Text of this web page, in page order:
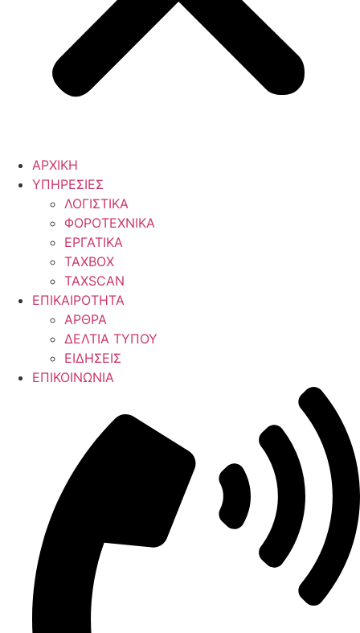
ΑΡΧΙΚΗ
ΥΠΗΡΕΣΙΕΣ
ΛΟΓΙΣΤΙΚΑ
ΦΟΡΟΤΕΧΝΙΚΑ
ΕΡΓΑΤΙΚΑ
TAXBOX
TAXSCAN
ΕΠΙΚΑΙΡΟΤΗΤΑ
ΑΡΘΡΑ
ΔΕΛΤΙΑ ΤΥΠΟΥ
ΕΙΔΗΣΕΙΣ
ΕΠΙΚΟΙΝΩΝΙΑ